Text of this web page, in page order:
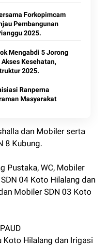
Forkopimcam
Pembangunan
2025.
Mengabdi 5 Jorong
Kesehatan,
2025.
Ranperna
Masyarakat
dan Mobiler serta
8 Kubung.
Pustaka, WC, Mobiler
04 Koto Hilalang dan
Mobiler SDN 03 Koto
Koto Hilalang dan Irigasi